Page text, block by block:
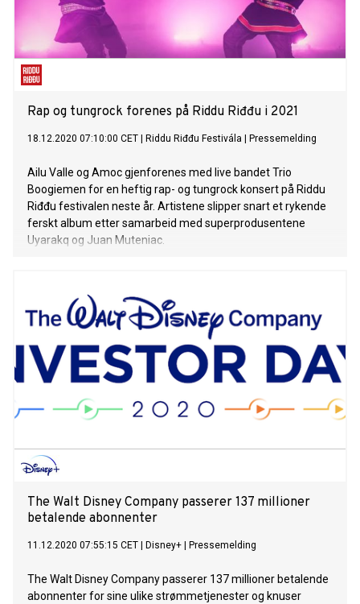
Rap og tungrock forenes på Riddu Riđđu i 2021
18.12.2020 07:10:00 CET Riddu Riđđu Festivála Pressemelding
Ailu Valle og Amoc gjenforenes med live bandet Trio
Boogiemen for en heftig rap- og tungrock konsert på Riddu
Riđđu festivalen neste år. Artistene slipper snart et rykende
ferskt album etter samarbeid med superprodusentene
Uyarakq og Juan Muteniac.
The Walt Disney Company passerer 137 millioner
betalende abonnenter
11.12.2020 07:55:15 CET Disney+ Pressemelding
The Walt Disney Company passerer 137 millioner betalende
abonnenter for sine ulike strømmetjenester og knuser